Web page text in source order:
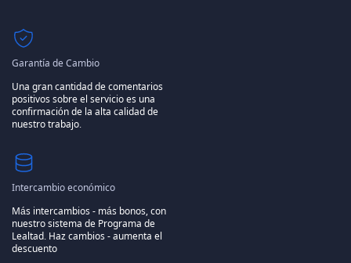
Garantía de Cambio
Una gran cantidad de comentarios
positivos sobre el servicio es una
confirmación de la alta calidad de
nuestro trabajo.
Intercambio económico
Más intercambios - más bonos, con
nuestro sistema de Programa de
Lealtad. Haz cambios - aumenta el
descuento